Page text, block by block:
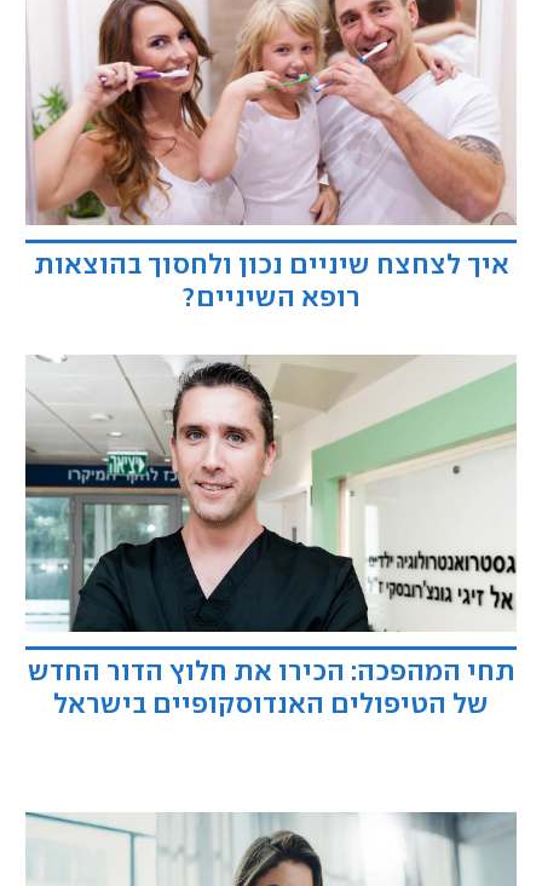
איך לצחצח שיניים נכון ולחסוך בהוצאות
רופא השיניים?
תחי המהפכה: הכירו את חלוץ הדור החדש
של הטיפולים האנדוסקופיים בישראל